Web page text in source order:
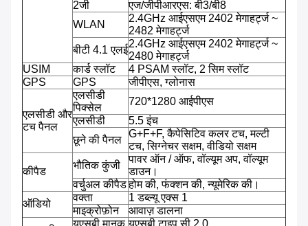
2जी
एज/जीपीआरएस: बी3/बी8
WLAN
2.4GHz आईएसएम 2402 मेगाहर्ट्ज ~
2482 मेगाहर्ट्ज
बीटी 4.1 एलई
2.4GHz आईएसएम 2402 मेगाहर्ट्ज ~
2480 मेगाहर्ट्ज
USIM
कार्ड स्लॉट
4 PSAM स्लॉट, 2 सिम स्लॉट
GPS
GPS जीपीएस, ग्लोनास
एलसीडी और
टच पैनल
एलसीडी
पिक्सेल
720*1280 आईपीएस
एलसीडी
5.5 इंच
छूने की पैनल
G+F+F, कैपेसिटिव कलर टच, मल्टी
टच, सिग्नेचर सक्षम, वीडियो सक्षम
कीपैड
भौतिक कुंजी
पावर ऑन / ऑफ, वॉल्यूम अप, वॉल्यूम
डाउन।
वर्चुअल कीपैडहोम की, फंक्शन की, न्यूमेरिक की।
ऑडियो
वक्ता
1 डब्ल्यू एक्स 1
माइक्रोफ़ोन
आवाज़ डालना